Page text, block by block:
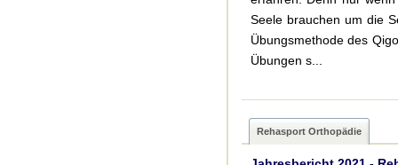
Seele brauchen um die
Übungsmethode des
Übungen s...
Rehasport Orthopädie